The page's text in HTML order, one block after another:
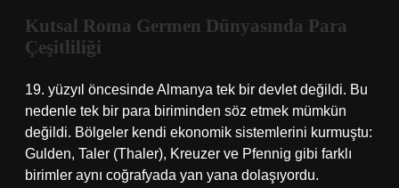
Kutsal Roma Germen Dünyasında Para
Çeşitliliği
19. yüzyıl öncesinde Almanya tek bir devlet değildi. Bu
nedenle tek bir para biriminden söz etmek mümkün
değildi. Bölgeler kendi ekonomik sistemlerini kurmuştu:
Gulden, Taler (Thaler), Kreuzer ve Pfennig gibi farklı
birimler aynı coğrafyada yan yana dolaşıyordu.